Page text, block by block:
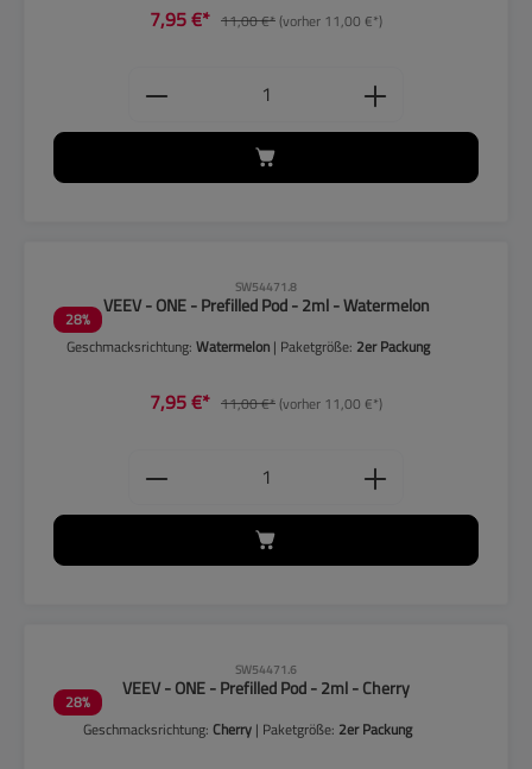
7,95 €* 11,00 €*(vorher 11,00 €*)
Produkt Anzahl: Gib den
28%
SW54471.8
VEEV - ONE - Prefilled Pod - 2ml - Watermelon
Geschmacksrichtung: Watermelon | Paketgröße: 2er Packung
7,95 €* 11,00 €*(vorher 11,00 €*)
Produkt Anzahl: Gib den
28%
SW54471.6
VEEV - ONE - Prefilled Pod - 2ml - Cherry
Geschmacksrichtung:Cherry | Paketgröße: 2er Packung